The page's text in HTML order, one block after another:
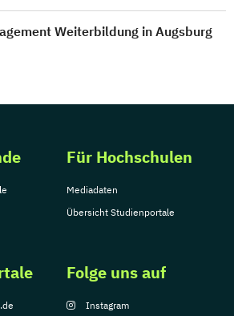
Weiterbildung in Augsburg
Für Hochschulen
Mediadaten
Übersicht Studienportale
Folge uns auf
Instagram